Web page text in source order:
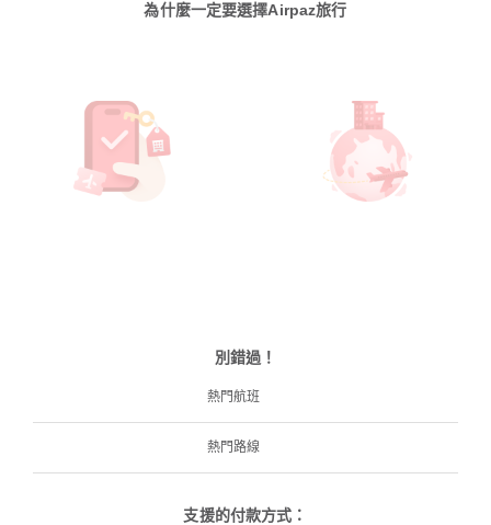
為什麼一定要選擇Airpaz旅行
別錯過！
熱門航班
熱門路線
支援的付款方式：